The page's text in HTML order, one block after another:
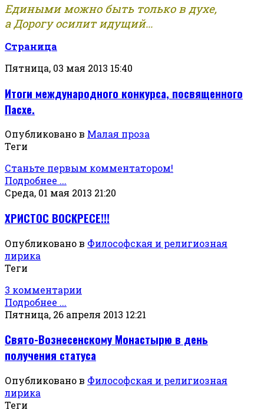
Едиными можно быть только в духе,
а Дорогу осилит идущий...
Страница
Пятница, 03 мая 2013 15:40
Итоги международного конкурса, посвященного
Пасхе.
Опубликовано в Малая проза
Теги
Станьте первым комментатором!
Подробнее ...
Среда, 01 мая 2013 21:20
ХРИСТОС ВОСКРЕСЕ!!!
Опубликовано в Философская и религиозная
лирика
Теги
3 комментарии
Подробнее ...
Пятница, 26 апреля 2013 12:21
Свято-Вознесенскому Монастырю в день
получения статуса
Опубликовано в Философская и религиозная
лирика
Теги